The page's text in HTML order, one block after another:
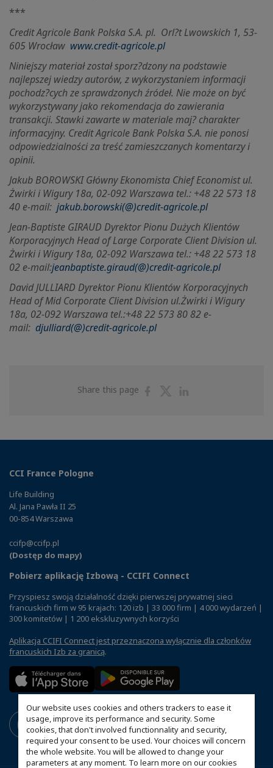
Our website uses cookies and others trackers to ease it
usage, improve its performance and security. Some
cookies, that don't involved functionnality and security,
required your consent to be used. Your choices will concern
the whole website. You will be allowed to change your
parameters at any moment. To learn more on our cookies
***
Credit Agricole Bank Polska S.A. pl. Orl?t Lwowskich 1, 53-
605 Wrocław www.credit-agricole.pl
Niniejszy materiał został sporz?dzony na podstawie
najlepszej wiedzy autorów, z wykorzystaniem informacji
pochodz?cych ze sprawdzonych źródeł. Nie może on być
wykorzystywany jako rekomendacja do zawierania
transakcji. Stawki zawarte w materiale maj? charakter
informacyjny. Credit Agricole Bank Polska S.A. nie ponosi
odpowiedzialności za treść zamieszczanych komentarzy i
opinii.
Jakub BOROWSKI Główny Ekonomista Chief Economist ul.
Żwirki i Wigury 18a, 02-092 Warszawa tel.: +48 22 573 18
40 e-mail: jakub.borowski(@)credit-agricole.pl
Jean-Baptiste GIRAUD Dyrektor Pionu Dużych Klientów
Korporacyjnych Head of Large Corporate Client Division ul.
Żwirki i Wigury 18a, 02-092 Warszawa tel.: +48 22 573 18
02 e-mail:jeanbaptiste.giraud(@)credit-agricole.pl
David JULLIARD Dyrektor Pionu Klientów Korporacyjnych
Head of Mid Corporate Client Division ul.Żwirki i Wigury
18a, 02-092 Warszawa tel.:+48 22 573 80 82 e-
mail: djulliard(@)credit-agricole.pl
Share this page
ShareShare
CCI France Pologne
Life Building
Al. Jana Pawła II 25
00-854 Warszawa
ccifp@ccifp.pl
(Dostęp do mapy)
Pobierz aplikację Izbową - CCIFI Connect
Przyspiesz swoją działalność dzięki pierwszej prywatnej sieci
francuskich firm w 95 krajach: 120 izb | 33 000 firm | 4 000 wydarzeń |
300 komitetów | 1 200 ekskluzywnych korzyści
Aplikacja CCIFI Connect jest przeznaczona wyłącznie dla członków
francuskich Izb za granicą.